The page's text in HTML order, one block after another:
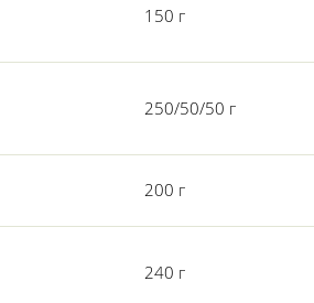
150 г
250/50/50 г
200 г
240 г